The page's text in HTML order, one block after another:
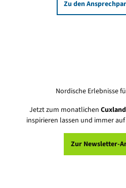
Zu den
Nordische Erlebnisse
Jetzt zum monatlichen
inspirieren lassen und immer
Zur Newsletter-